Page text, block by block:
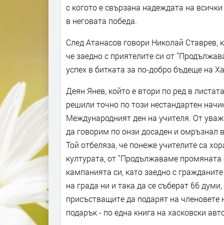
с когото е свързана надеждата на
в неговата победа.
След Атанасов говори Николай Ставрев,
че заедно с приятелите си от
успех в битката за по-добро бъдеще на
Деян Янев, който е втори по ред в
решили точно по този нестандартен
Международният ден на учителя. От
да говорим по онзи досаден и омръзнал
Той отбеляза, че понеже учителите са
културата, от "Продължаваме
кампанията си, като заедно с
на града ни и така да се съберат 66
присъстващите да подарят на
подарък - по една книга на хасковски